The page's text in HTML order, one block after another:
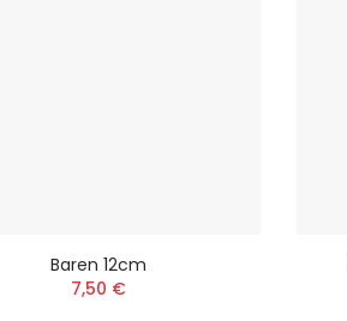
Baren 12cm
7,50 €